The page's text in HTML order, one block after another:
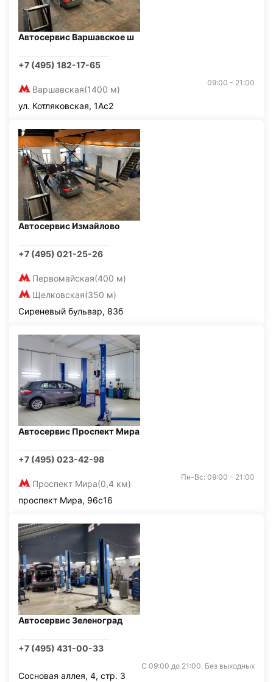
Автосервис Варшавское ш
+7 (495) 182-17-65
Варшавская(1400 м)
09:00 - 21:00
ул. Котляковская, 1Ас2
Автосервис Измайлово
+7 (495) 021-25-26
Первомайская(400 м)
Щелковская(350 м)
Сиреневый бульвар, 83б
Автосервис Проспект Мира
+7 (495) 023-42-98
Проспект Мира(0,4 км)
Пн-Вс: 09:00 - 21:00
проспект Мира, 96с16
Автосервис Зеленоград
+7 (495) 431-00-33
С 09:00 до 21:00. Без выходных
Сосновая аллея, 4, стр. 3